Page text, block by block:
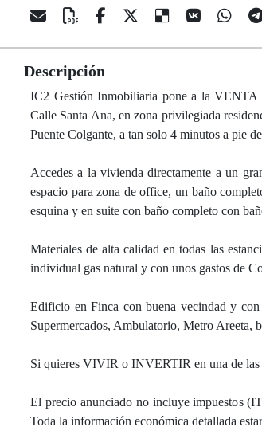
Descripción
IC2 Gestión Inmobiliaria pone a la
Calle Santa Ana, en zona privilegiada
Puente Colgante, a tan solo 4 minutos a pie
Accedes a la vivienda directamente a un
espacio para zona de office, un baño
esquina y en suite con baño completo con
Materiales de alta calidad en todas las
individual gas natural y con unos gastos de
Edificio en Finca con buena vecindad y
Supermercados, Ambulatorio, Metro Areeta,
Si quieres VIVIR o INVERTIR en una de las
El precio anunciado no incluye impuestos
Toda la información económica detallada